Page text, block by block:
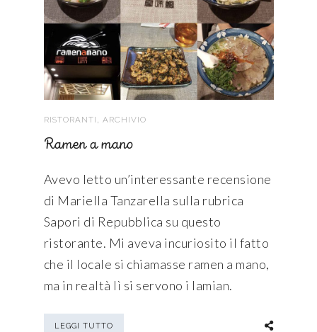
RISTORANTI ARCHIVIO
Ramen a mano
Avevo letto un’interessante recensione
di Mariella Tanzarella sulla rubrica
Sapori di Repubblica su questo
ristorante. Mi aveva incuriosito il fatto
che il locale si chiamasse ramen a mano,
ma in realtà lì si servono i lamian.
LEGGI TUTTO